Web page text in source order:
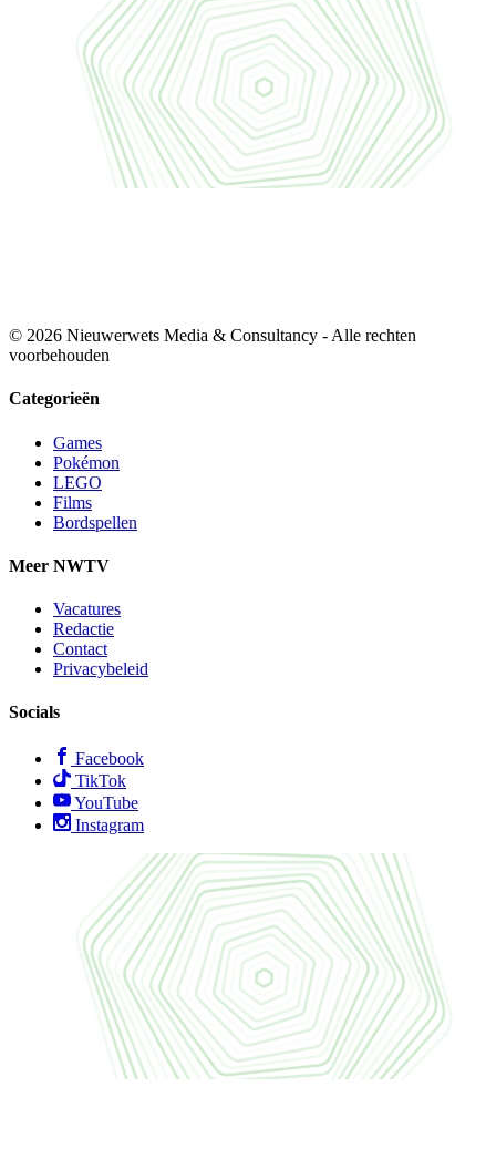
© 2026 Nieuwerwets Media & Consultancy - Alle rechten
voorbehouden
Categorieën
Games
Pokémon
LEGO
Films
Bordspellen
Meer NWTV
Vacatures
Redactie
Contact
Privacybeleid
Socials
Facebook
TikTok
YouTube
Instagram